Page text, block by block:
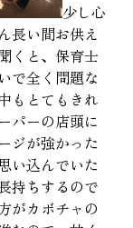
少し心
長い間お供え
くと、保育士
で全く問題な
もとてもきれ
パーの店頭に
ジが強かった
い込んでいた
持ちするので
がカボチャの